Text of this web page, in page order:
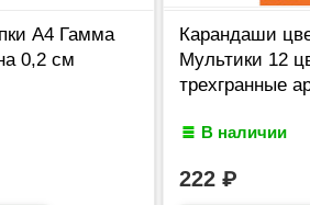
А4 Гамма
0,2 см
Карандаши
Мультики 12
трехгранные
В наличии
222₽